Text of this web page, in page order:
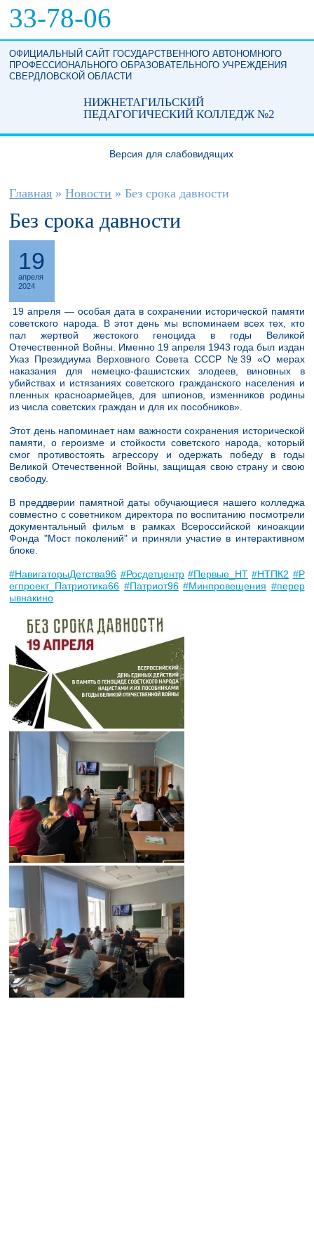
33-78-06
ОФИЦИАЛЬНЫЙ САЙТ ГОСУДАРСТВЕННОГО АВТОНОМНОГО
ПРОФЕССИОНАЛЬНОГО ОБРАЗОВАТЕЛЬНОГО УЧРЕЖДЕНИЯ
СВЕРДЛОВСКОЙ ОБЛАСТИ
НИЖНЕТАГИЛЬСКИЙ
ПЕДАГОГИЧЕСКИЙ КОЛЛЕДЖ №2
Версия для слабовидящих
Вы здесь
Главная » Новости » Без срока давности
Без срока давности
19
апреля
2024
19 апреля — особая дата в сохранении исторической памяти
советского народа. В этот день мы вспоминаем всех тех, кто
пал жертвой жестокого геноцида в годы Великой
Отечественной Войны. Именно 19 апреля 1943 года был издан
Указ Президиума Верховного Совета СССР №39 «О мерах
наказания для немецко-фашистских злодеев, виновных в
убийствах и истязаниях советского гражданского населения и
пленных красноармейцев, для шпионов, изменников родины
из числа советских граждан и для их пособников».
Этот день напоминает нам важности сохранения исторической
памяти, о героизме и стойкости советского народа, который
смог противостоять агрессору и одержать победу в годы
Великой Отечественной Войны, защищая свою страну и свою
свободу.
В преддверии памятной даты обучающиеся нашего колледжа
совместно с советником директора по воспитанию посмотрели
документальный фильм в рамках Всероссийской киноакции
Фонда "Мост поколений" и приняли участие в интерактивном
блоке.
#НавигаторыДетства96 #Росдетцентр #Первые_НТ #НТПК2 #Р
егпроект_Патриотика66 #Патриот96 #Минпровещения #перер
ывнакино